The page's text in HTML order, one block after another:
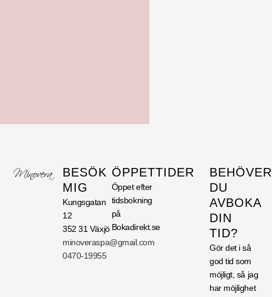
BESÖK
MIG
Kungsgatan
12
352 31 Växjö
minoveraspa@gmail.com
0470-19955
ÖPPETTIDER
Öppet efter
tidsbokning
på
Bokadirekt.se
BEHÖVER
DU
AVBOKA
DIN
TID?
Gör det i så
god tid som
möjligt, så jag
har möjlighet